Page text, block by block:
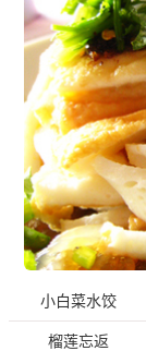
小白菜水饺
榴莲忘返